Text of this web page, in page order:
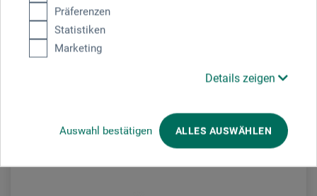
Präferenzen
Statistiken
Marketing
Details zeigen
Auswahl bestätigen ALLES AUSWÄHLEN
12,95 EUR